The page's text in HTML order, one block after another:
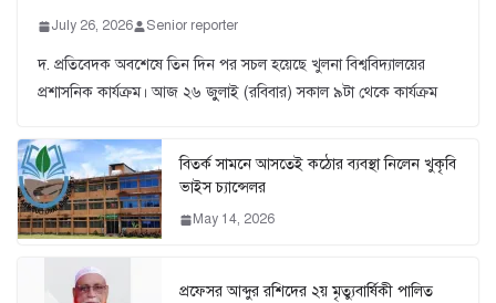
July 26, 2026 Senior reporter
দ. প্রতিবেদক অবশেষে তিন দিন পর সচল হয়েছে খুলনা বিশ্ববিদ্যালয়ের
প্রশাসনিক কার্যক্রম। আজ ২৬ জুুলাই (রবিবার) সকাল ৯টা থেকে কার্যক্রম
বিতর্ক সামনে আসতেই কঠোর ব্যবস্থা নিলেন খুকৃবি
ভাইস চ্যান্সেলর
May 14, 2026
প্রফেসর আব্দুর রশিদের ২য় মৃত্যুবার্ষিকী পালিত